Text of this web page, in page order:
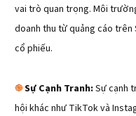
vai trò quan trọng. Môi
doanh thu từ quảng cáo
cổ phiếu.
֎Sự Cạnh Tranh:Sự cạnh
hội khác như TikTok và